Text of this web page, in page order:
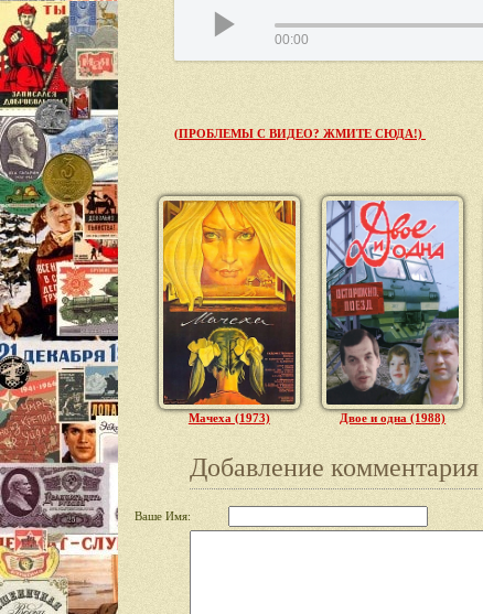
00:00
(ПРОБЛЕМЫ С ВИДЕО? ЖМИТЕ СЮДА!)
Мачеха (1973) Двое и одна (1988)
Добавление комментария
Ваше Имя: